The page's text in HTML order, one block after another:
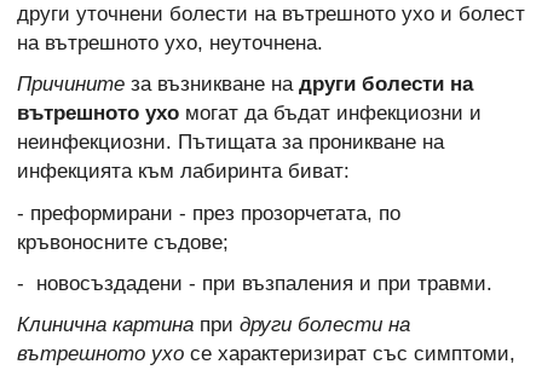
други уточнени болести на вътрешното ухо и болест
на вътрешното ухо, неуточнена.
Причините за възникване на други болести на
вътрешното ухо могат да бъдат инфекциозни и
неинфекциозни. Пътищата за проникване на
инфекцията към лабиринта биват:
- преформирани - през прозорчетата, по
кръвоносните съдове;
- новосъздадени - при възпаления и при травми.
Клинична картина при други болести на
вътрешното ухо се характеризират със симптоми,